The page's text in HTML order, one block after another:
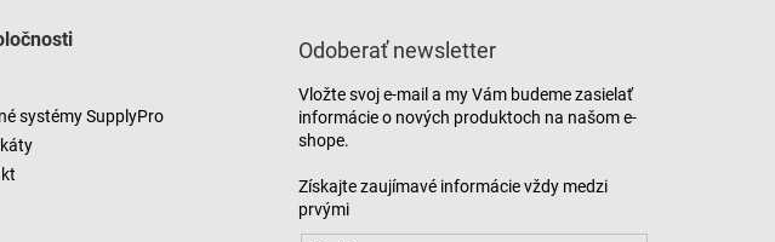
systémy SupplyPro
Odoberať newsletter
Vložte svoj e-mail a my Vám budeme zasielať
informácie o nových produktoch na našom e-
shope.